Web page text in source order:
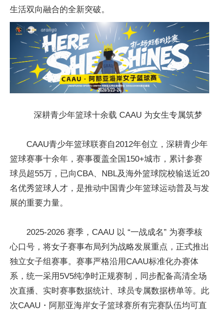
生活双向融合的全新突破。
深耕青少年篮球十余载 CAAU 为女生专属筑梦
CAAU青少年篮球联赛自2012年创立，深耕青少年
篮球赛事十余年，赛事覆盖全国150+城市，累计参赛
球员超55万，已向CBA、NBL及海外篮球院校输送近20
名优秀篮球人才，是推动中国青少年篮球运动普及与发
展的重要力量。
2025-2026 赛季，CAAU 以 “一战成名” 为赛季核
心口号，将女子赛事布局列为战略发展重点，正式推出
独立女子组赛事。赛事严格沿用CAAU标准化办赛体
系，统一采用5V5纯净时正规赛制，同步配备高清全场
次直播、实时赛事数据统计、球员专属数据榜单等。此
次CAAU・阿那亚海岸女子篮球赛所有完赛队伍均可直